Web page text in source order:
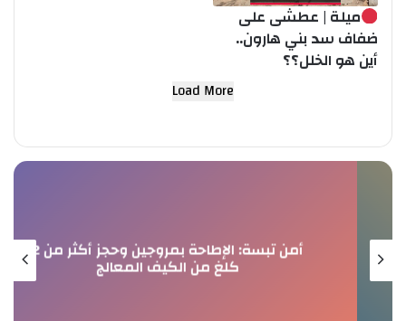
ميلة | عطشى على
ضفاف سد بني هارون..
أين هو الخلل؟؟
Load More
أمن تبسة: الإطاحة بمروجين وحجز أكثر من 2
كلغ من الكيف المعالج